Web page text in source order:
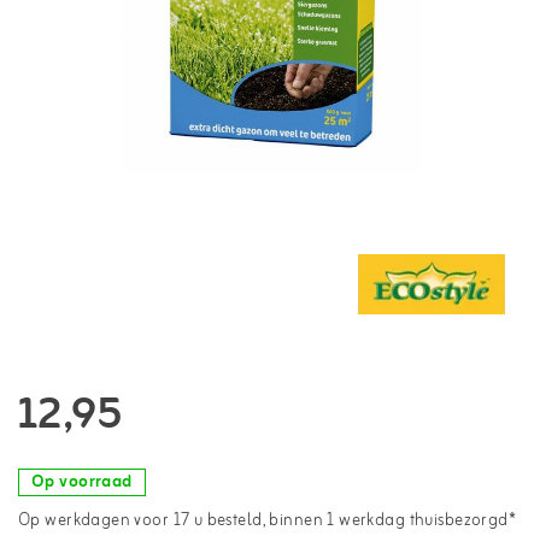
12,95
Op voorraad
Op werkdagen voor 17 u besteld, binnen 1 werkdag thuisbezorgd*